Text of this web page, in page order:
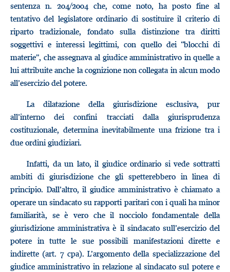
sentenza n. 204/2004 che, come noto, ha posto fine al
tentativo del legislatore ordinario di sostituire il criterio di
riparto tradizionale, fondato sulla distinzione tra diritti
soggettivi e interessi legittimi, con quello dei “blocchi di
materie”, che assegnava al giudice amministrativo in quelle a
lui attribuite anche la cognizione non collegata in alcun modo
all’esercizio del potere.
La dilatazione della giurisdizione esclusiva, pur
all’interno dei confini tracciati dalla giurisprudenza
costituzionale, determina inevitabilmente una frizione tra i
due ordini giudiziari.
Infatti, da un lato, il giudice ordinario si vede sottratti
ambiti di giurisdizione che gli spetterebbero in linea di
principio. Dall’altro, il giudice amministrativo è chiamato a
operare un sindacato su rapporti paritari con i quali ha minor
familiarità, se è vero che il nocciolo fondamentale della
giurisdizione amministrativa è il sindacato sull’esercizio del
potere in tutte le sue possibili manifestazioni dirette e
indirette (art. 7 cpa). L’argomento della specializzazione del
giudice amministrativo in relazione al sindacato sul potere e